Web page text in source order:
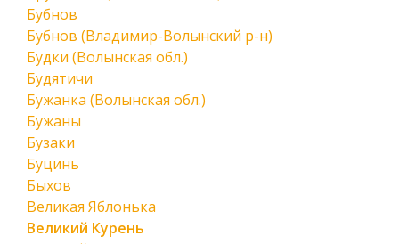
Бубнов
Бубнов (Владимир-Волынский р-н)
Будки (Волынская обл.)
Будятичи
Бужанка (Волынская обл.)
Бужаны
Бузаки
Буцинь
Быхов
Великая Яблонька
Великий Курень